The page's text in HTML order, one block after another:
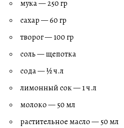
мука — 250 гр
сахар — 60 гр
творог — 100 гр
соль — щепотка
сода — ½ ч.л
лимонный сок — 1 ч.л
молоко — 50 мл
растительное масло — 50 мл